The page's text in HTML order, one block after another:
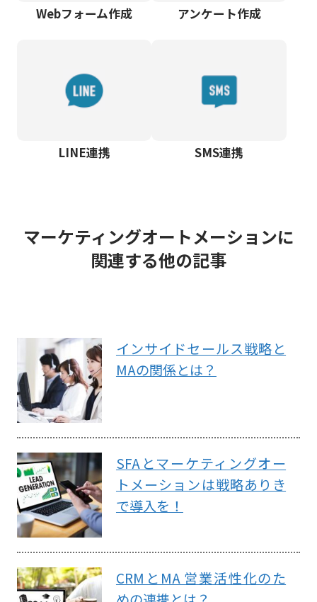
Webフォーム作成 アンケート作成
LINE連携 SMS連携
マーケティングオートメーションに
関連する他の記事
インサイドセールス戦略と
MAの関係とは？
SFAとマーケティングオー
トメーションは戦略ありき
で導入を！
CRMとMA 営業活性化のた